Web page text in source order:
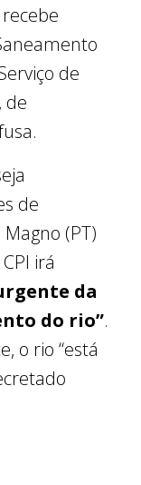
de
de
de
(PT)
irá
da
do rio”.
o rio “está